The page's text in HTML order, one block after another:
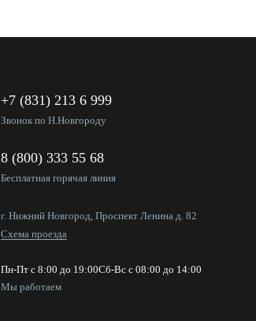
+7 (831) 213 6 999
Звонок по Н.Новгороду
8 (800) 333 55 68
Бесплатная горячая линия
г. Нижний Новгород, Проспект Ленина д. 82
Схема проезда
Пн-Пт с 8:00 до 19:00Сб-Вс с 08:00 до 14:00
Мы работаем